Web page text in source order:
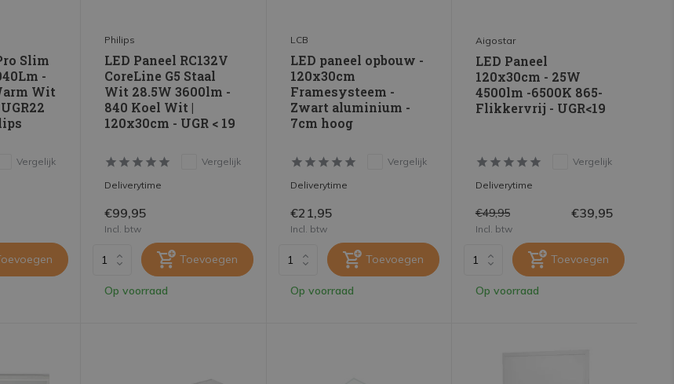
Slim
-
Wit
Vergelijk
Philips
LED Paneel RC132V
CoreLine G5 Staal
Wit 28.5W 3600lm -
840 Koel Wit |
120x30cm - UGR < 19
Vergelijk
Deliverytime
€99,95
Incl. btw
Toevoegen
Op voorraad
LCB
LED paneel opbouw -
120x30cm
Framesysteem -
Zwart aluminium -
7cm hoog
Vergelijk
Deliverytime
€21,95
Incl. btw
Toevoegen
Op voorraad
Aigostar
LED Paneel
120x30cm - 25W
4500lm -6500K 865-
Flikkervrij - UGR<19
Vergelijk
Deliverytime
€49,95 €39,95
Incl. btw
Toevoegen
Op voorraad